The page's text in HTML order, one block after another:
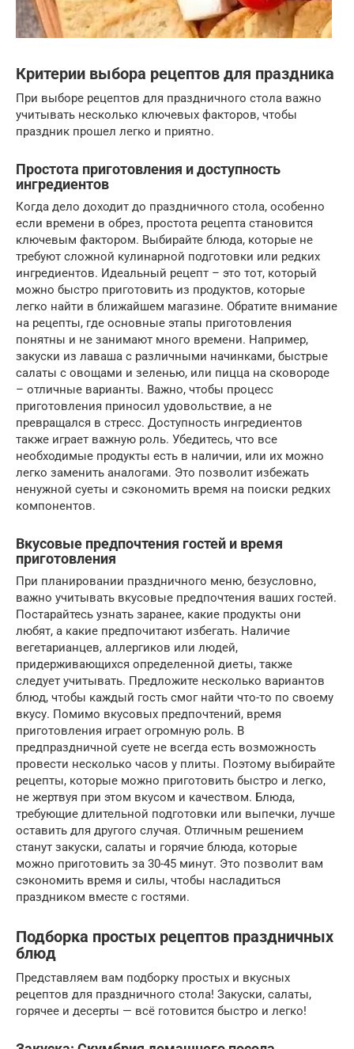
Критерии выбора рецептов для праздника
При выборе рецептов для праздничного стола важно
учитывать несколько ключевых факторов, чтобы
праздник прошел легко и приятно.
Простота приготовления и доступность
ингредиентов
Когда дело доходит до праздничного стола, особенно
если времени в обрез, простота рецепта становится
ключевым фактором. Выбирайте блюда, которые не
требуют сложной кулинарной подготовки или редких
ингредиентов. Идеальный рецепт – это тот, который
можно быстро приготовить из продуктов, которые
легко найти в ближайшем магазине. Обратите внимание
на рецепты, где основные этапы приготовления
понятны и не занимают много времени. Например,
закуски из лаваша с различными начинками, быстрые
салаты с овощами и зеленью, или пицца на сковороде
– отличные варианты. Важно, чтобы процесс
приготовления приносил удовольствие, а не
превращался в стресс. Доступность ингредиентов
также играет важную роль. Убедитесь, что все
необходимые продукты есть в наличии, или их можно
легко заменить аналогами. Это позволит избежать
ненужной суеты и сэкономить время на поиски редких
компонентов.
Вкусовые предпочтения гостей и время
приготовления
При планировании праздничного меню, безусловно,
важно учитывать вкусовые предпочтения ваших гостей.
Постарайтесь узнать заранее, какие продукты они
любят, а какие предпочитают избегать. Наличие
вегетарианцев, аллергиков или людей,
придерживающихся определенной диеты, также
следует учитывать. Предложите несколько вариантов
блюд, чтобы каждый гость смог найти что-то по своему
вкусу. Помимо вкусовых предпочтений, время
приготовления играет огромную роль. В
предпраздничной суете не всегда есть возможность
провести несколько часов у плиты. Поэтому выбирайте
рецепты, которые можно приготовить быстро и легко,
не жертвуя при этом вкусом и качеством. Блюда,
требующие длительной подготовки или выпечки, лучше
оставить для другого случая. Отличным решением
станут закуски, салаты и горячие блюда, которые
можно приготовить за 30-45 минут. Это позволит вам
сэкономить время и силы, чтобы насладиться
праздником вместе с гостями.
Подборка простых рецептов праздничных
блюд
Представляем вам подборку простых и вкусных
рецептов для праздничного стола! Закуски, салаты,
горячее и десерты — всё готовится быстро и легко!